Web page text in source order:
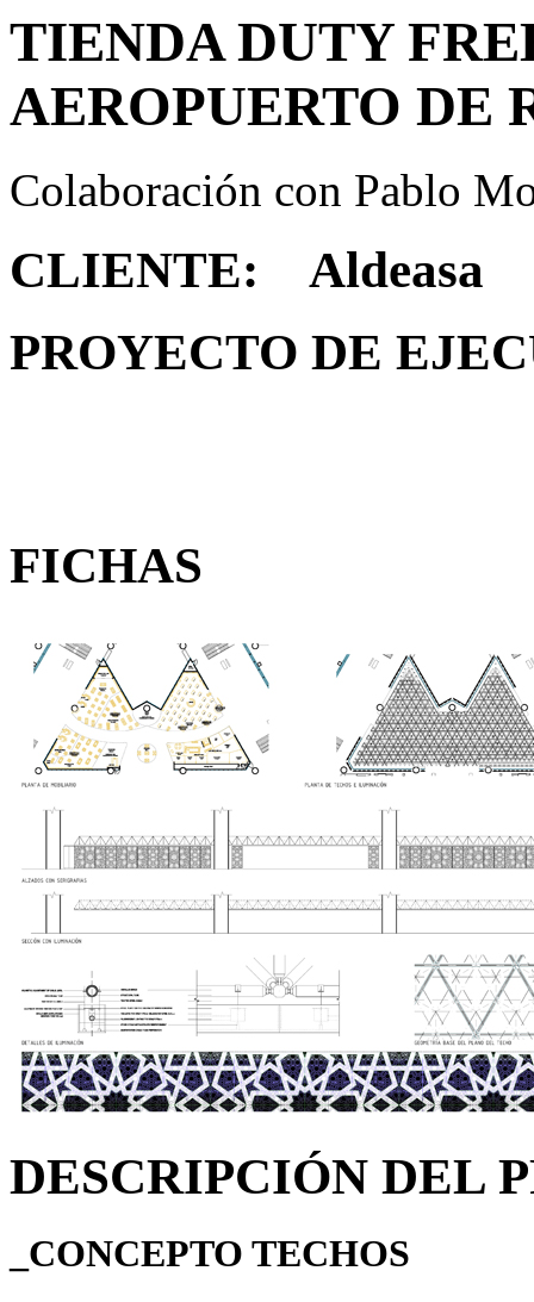
TIENDA DUTY
AEROPUERTO DE
Colaboración con Pablo
CLIENTE: Aldeasa
PROYECTO DE
FICHAS
DESCRIPCIÓN DEL
_CONCEPTO TECHOS